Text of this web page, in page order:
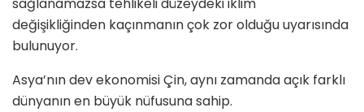
sağlanamazsa tehlikeli düzeydeki iklim
değişikliğinden kaçınmanın çok zor olduğu uyarısında
bulunuyor.
Asya’nın dev ekonomisi Çin, aynı zamanda açık farklı
dünyanın en büyük nüfusuna sahip.